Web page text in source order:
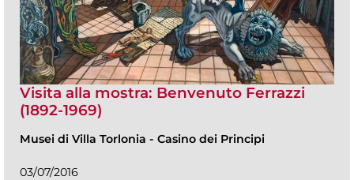
Visita alla mostra: Benvenuto Ferrazzi
(1892-1969)
Musei di Villa Torlonia - Casino dei Principi
03/07/2016